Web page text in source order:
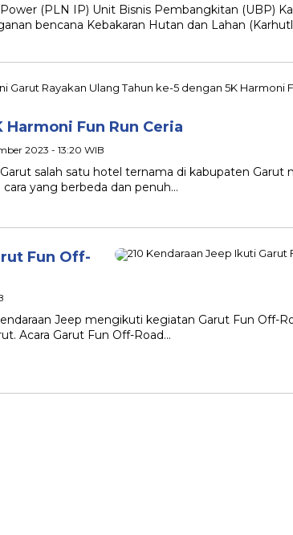
(PLN IP) Unit Bisnis Pembangkitan (UBP)
bencana Kebakaran Hutan dan Lahan
Harmoni Fun Run Ceria
2023 - 13:20 WIB
salah satu hotel ternama di kabupaten Garut
yang berbeda dan penuh…
Fun Off-
Jeep mengikuti kegiatan Garut Fun Off-
Acara Garut Fun Off-Road…